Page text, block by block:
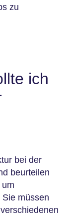
zu
ich
bei der
beurteilen
müssen